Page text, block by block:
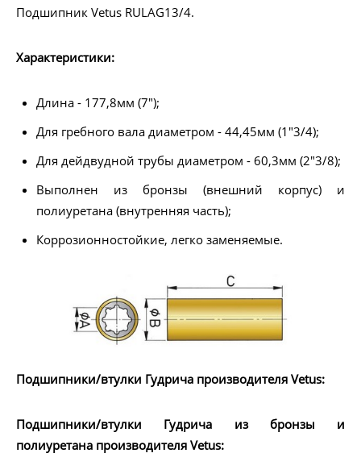
Подшипник Vetus RULAG13/4.
Характеристики:
Длина - 177,8мм (7");
Для гребного вала диаметром - 44,45мм (1"3/4);
Для дейдвудной трубы диаметром - 60,3мм (2"3/8);
Выполнен из бронзы (внешний корпус) и
полиуретана (внутренняя часть);
Коррозионностойкие, легко заменяемые.
Подшипники/втулки Гудрича производителя Vetus:
Подшипники/втулки Гудрича из бронзы и
полиуретана производителя Vetus: